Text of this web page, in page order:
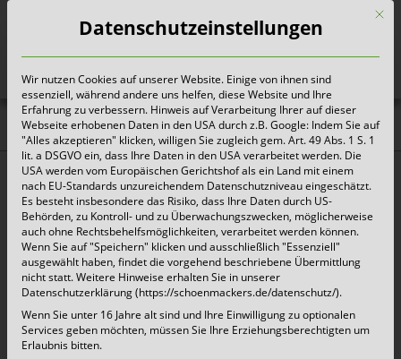
Heute für morgen sorgen
Wegberg | Zusatztermine
für Grünschnitt
Kempen | Wegberg, 28.08.2023– Aufgrund der
hohen Nachfrage gibt es für die Bürger:innen im
September je Bezirk einen weiteren Termin für
die Grünschnittabfuhr. Die Termine entnehmen
Sie bitte der Übersicht:
Mit
Datenschutzeinstellungen
Wir nutzen Cookies auf unserer Website. Einige von ihnen sind
essenziell, während andere uns helfen, diese Website und Ihre
Erfahrung zu verbessern. Hinweis auf Verarbeitung Ihrer auf dieser
Webseite erhobenen Daten in den USA durch z.B. Google: Indem Sie auf
"Alles akzeptieren" klicken, willigen Sie zugleich gem. Art. 49 Abs. 1 S. 1
lit. a DSGVO ein, dass Ihre Daten in den USA verarbeitet werden. Die
USA werden vom Europäischen Gerichtshof als ein Land mit einem
nach EU-Standards unzureichendem Datenschutzniveau eingeschätzt.
Es besteht insbesondere das Risiko, dass Ihre Daten durch US-
Behörden, zu Kontroll- und zu Überwachungszwecken, möglicherweise
auch ohne Rechtsbehelfsmöglichkeiten, verarbeitet werden können.
Wenn Sie auf "Speichern" klicken und ausschließlich "Essenziell"
ausgewählt haben, findet die vorgehend beschriebene Übermittlung
nicht statt. Weitere Hinweise erhalten Sie in unserer
Datenschutzerklärung (https://schoenmackers.de/datenschutz/).
Wenn Sie unter 16 Jahre alt sind und Ihre Einwilligung zu optionalen
Services geben möchten, müssen Sie Ihre Erziehungsberechtigten um
Erlaubnis bitten.